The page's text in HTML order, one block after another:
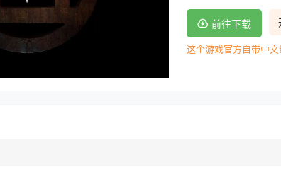
前往下载
这个游戏官方自带中文